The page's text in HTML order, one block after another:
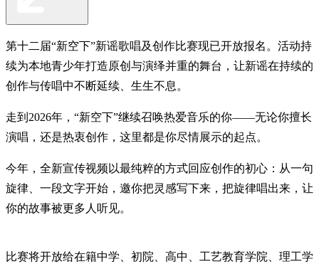
第十二届“新空下”新谣歌唱及创作比赛现已开放报名。活动持
续为本地青少年打造原创与演绎并重的舞台，让新谣在持续的
创作与传唱中不断延续、生生不息。
走到2026年，“新空下”继续召唤热爱音乐的你——无论你擅长
演唱，还是热衷创作，这里都是你尽情展示的起点。
今年，全新宣传视频以最纯粹的方式回应创作的初心：从一句
旋律、一段文字开始，邀你把灵感写下来，把旋律唱出来，让
你的故事被更多人听见。
比赛将开放给在籍中学、初院、高中、工艺教育学院、理工学